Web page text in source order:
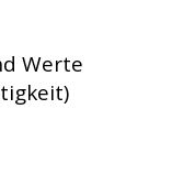
Werte